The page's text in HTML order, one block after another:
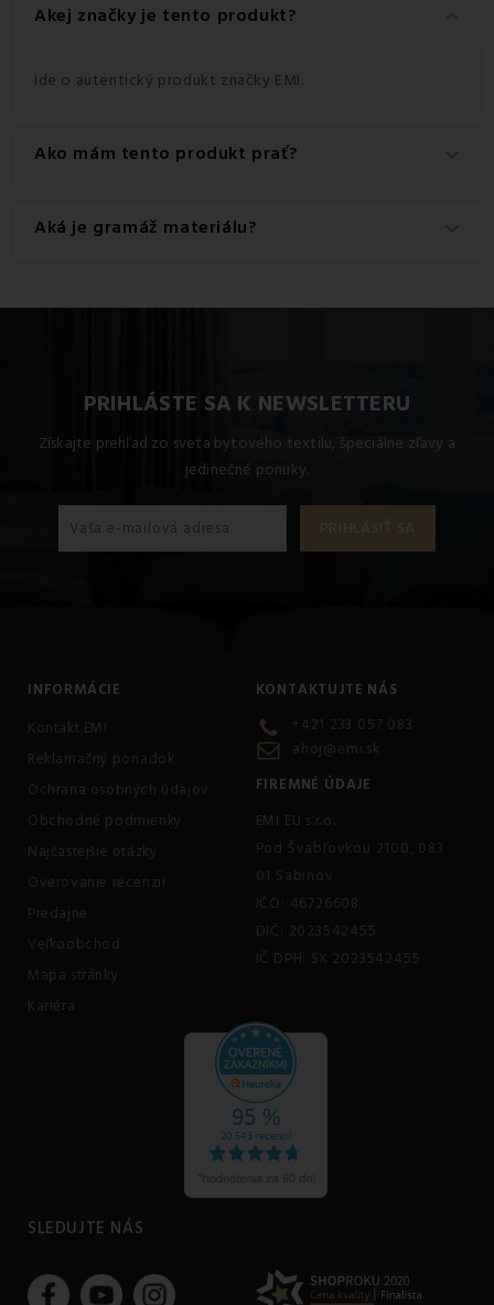
Akej značky je tento produkt? keyboard_arrow_down
Ide o autentický produkt značky EMI.
Ako mám tento produkt prať?
Pre dosiahnutie najlepších výsledkov odporúčame tento
produkt prať na 60 °C.
Aká je gramáž materiálu?
PRIHLÁSTE SA K NEWSLETTERU
Získajte prehľad zo sveta bytového textilu, špeciálne zľavy a
jedinečné ponuky.
INFORMÁCIE
Kontakt EMI
Reklamačný poriadok
Ochrana osobných údajov
Obchodné podmienky
Najčastejšie otázky
Overovanie recenzií
Predajne
Veľkoobchod
Mapa stránky
Kariéra
KONTAKTUJTE NÁS
+421 233 057 083
ahoj@emi.sk
FIREMNÉ ÚDAJE
EMI EU s.r.o.
Pod Švabľovkou 2100, 083
01 Sabinov
IČO: 46726608
DIČ: 2023542455
IČ DPH: SK 2023542455
SLEDUJTE NÁS